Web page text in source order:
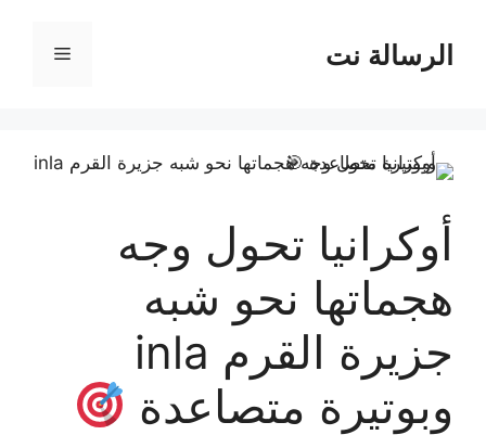
المحتوىالرسالة نت القائمة
أوكرانيا تحول وجه
هجماتها نحو شبه
جزيرة القرم inla
وبوتيرة متصاعدة